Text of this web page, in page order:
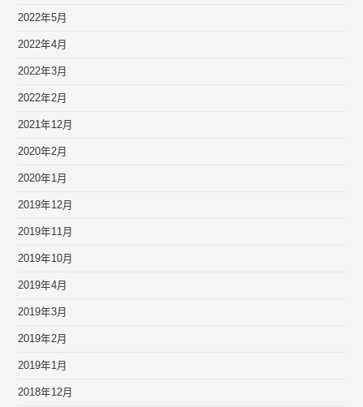
2022年5月
2022年4月
2022年3月
2022年2月
2021年12月
2020年2月
2020年1月
2019年12月
2019年11月
2019年10月
2019年4月
2019年3月
2019年2月
2019年1月
2018年12月